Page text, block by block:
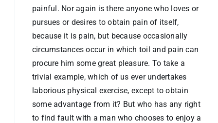
painful. Nor again is there anyone who loves or
pursues or desires to obtain pain of itself,
because it is pain, but because occasionally
circumstances occur in which toil and pain can
procure him some great pleasure. To take a
trivial example, which of us ever undertakes
laborious physical exercise, except to obtain
some advantage from it? But who has any right
to find fault with a man who chooses to enjoy a